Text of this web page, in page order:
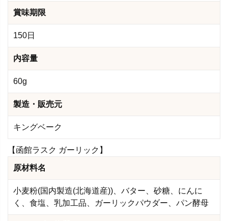
賞味期限
150日
内容量
60g
製造・販売元
キングベーク
【函館ラスク ガーリック】
原材料名
小麦粉(国内製造(北海道産))、バター、砂糖、にんに
く、食塩、乳加工品、ガーリックパウダー、パン酵母